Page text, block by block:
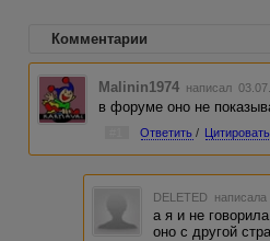
Комментарии
Malinin1974 написал
в форуме оно не
Ответить / Цитировать
DELETED
а я и не
оно с другой